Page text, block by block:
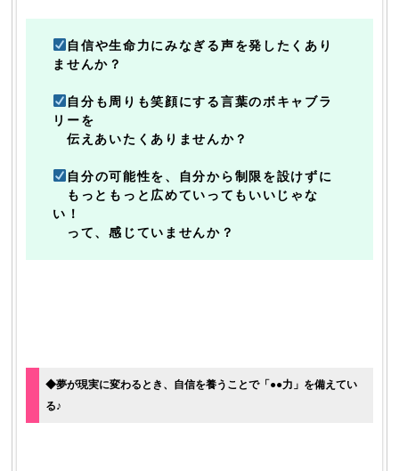
自信や生命力にみなぎる声を発したくあり
ませんか？
自分も周りも笑顔にする言葉のボキャブラ
リーを
伝えあいたくありませんか？
自分の可能性を、自分から制限を設けずに
もっともっと広めていってもいいじゃな
い！
って、感じていませんか？
◆夢が現実に変わるとき、自信を養うことで「●●力」を備えてい
る♪